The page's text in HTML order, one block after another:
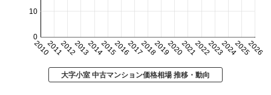
20102011201220132014201520162017201820192020202120222023202420252026
0
10
大字小室 中古マンション価格相場 推移・動向